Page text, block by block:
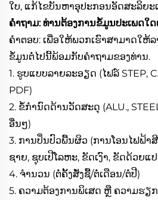
ໃບ, ແກ້ໄຂບັນຫາອຸປະກອນອັດສະລິຍ
ຄຳຖາມ: ທ່ານຕ້ອງການຂໍ້ມູນປະເພດໃ
ຄຳຕອບ: ເພື່ອໃຫ້ພວກເຮົາສາມາດໃຫ້
ຂໍ້ມູນຕໍ່ໄປນີ້ພ້ອມກັບຄຳຖາມຂອງທ່ານ.
1. ຮູບແບບລາຍລະອຽດ (ໄຟລ໌ STEP,
PDF)
2. ຂໍ້ກຳນົດດ້ານວັດສະດຸ (ALU.,
ອື່ນໆ)
3. ການປິ່ນປົວພື້ນຜິວ (ການໂອນໄຟຟ້າ
ຊາຍ, ຊຸບເປີໂລຫະ, ຂັດເງົາ, ຂັດດ້ວຍແປ
4. ຈຳນວນ (ຕໍ່ຄັ້ງສັ່ງຊື້/ຕໍ່ເດືອນ/ຕໍ່ປີ)
5. ຄວາມຕ້ອງການພິເສດ ຫຼື ຄວາມຮຽ